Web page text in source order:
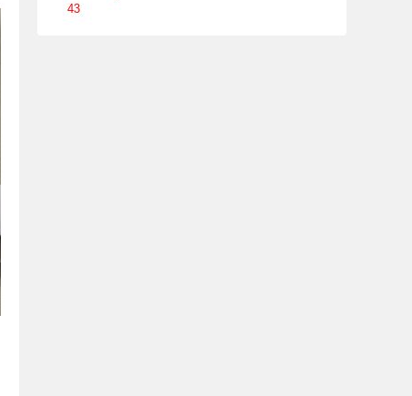
43